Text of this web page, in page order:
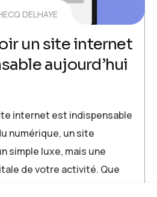
DELHAYE
un site internet
aujourd’hui
internet est indispensable
numérique, un site
simple luxe, mais une
de votre activité. Que